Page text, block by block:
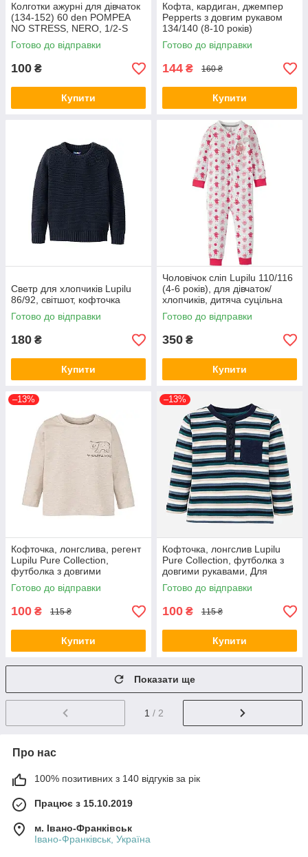
Колготки ажурні для дівчаток
(134-152) 60 den POMPEA
NO STRESS, NERO, 1/2-S
Готово до відправки
100 ₴
Купити
Кофта, кардиган, джемпер
Pepperts з довгим рукавом
134/140 (8-10 років)
Готово до відправки
144 ₴ 160 ₴
Купити
Светр для хлопчиків Lupilu
86/92, світшот, кофточка
Готово до відправки
180 ₴
Купити
Чоловічок сліп Lupilu 110/116
(4-6 років), для дівчаток/
хлопчиків, дитяча суцільна
піжама
Готово до відправки
350 ₴
Купити
–13%
Кофточка, лонгслива, регент
Lupilu Pure Collection,
футболка з довгими
рукавами 62/68 (2 - 6 міс)
Готово до відправки
100 ₴ 115 ₴
Купити
–13%
Кофточка, лонгслив Lupilu
Pure Collection, футболка з
довгими рукавами, Для
хлопчиків, сині 62/68 (2 - 6
міс)
Готово до відправки
100 ₴ 115 ₴
Купити
Показати ще
1 / 2
Про нас
100% позитивних з 140 відгуків за рік
Працює з 15.10.2019
м. Івано-Франківськ
Івано-Франківськ, Україна